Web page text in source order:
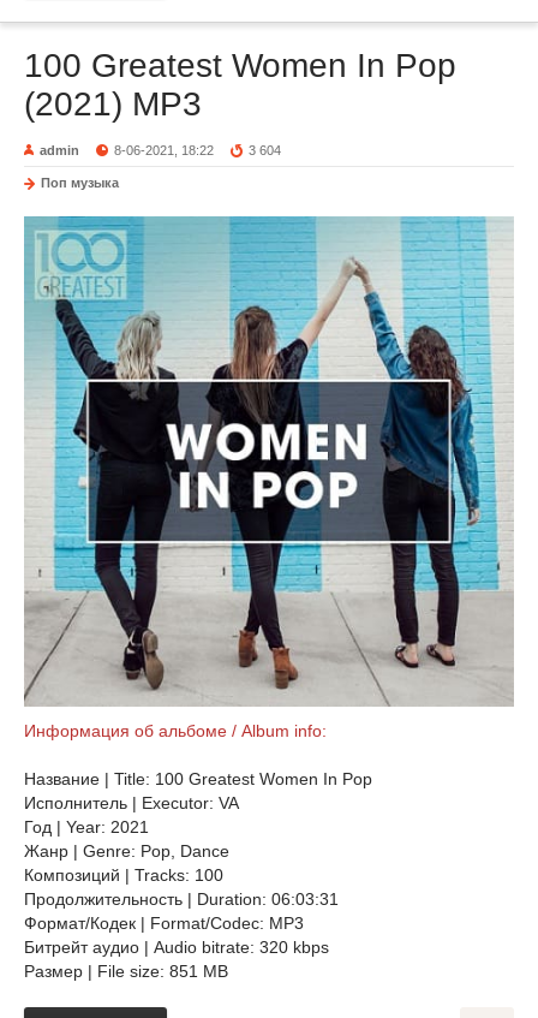
100 Greatest Women In Pop
(2021) MP3
admin 8-06-2021, 18:22 3 604
Поп музыка
Информация об альбоме / Album info:
Название | Title: 100 Greatest Women In Pop
Исполнитель | Executor: VA
Год | Year: 2021
Жанр | Genre: Pop, Dance
Композиций | Tracks: 100
Продолжительность | Duration: 06:03:31
Формат/Кодек | Format/Codec: MP3
Битрейт аудио | Audio bitrate: 320 kbps
Размер | File size: 851 MB